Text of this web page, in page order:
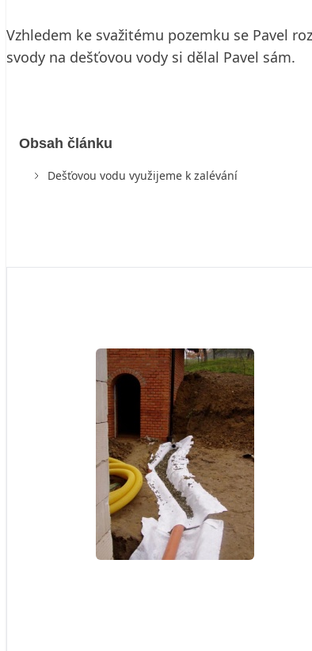
Vzhledem ke svažitému pozemku se Pavel
svody na dešťovou vody si dělal Pavel sám.
Obsah článku
Dešťovou vodu využijeme k zalévání